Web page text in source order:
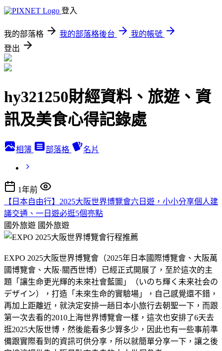
登入
我的部落格 我的部落格後台
我的帳號
登出
hy321250財經資料、旅遊、資
訊及美食心得記錄處
相簿 部落格 名片
1年前
【日本自由行】2025大阪世界博覽會六日遊，小小分享個人建
議交通、一日遊必逛5個亮點
國外旅遊 國外旅遊
EXPO 2025大阪世界博覽會（2025年日本國際博覽會、大阪萬
國博覽會、大阪·關西世博）已經正式開展了，至於這次的主
題「讓生命更光輝的未來社會藍圖」（いのち輝く未来社会の
デザイン），打造「未來生命的實驗場」，自己感覺還不錯，
再加上距離近，就決定安排一趟日本小旅行去朝聖一下，而跟
第一次去看的2010上海世界博覽會一樣，這次也安排了6天去
逛2025大阪世博，然後能看多少算多少，因此也有一些事前準
備跟實際看到的資訊可供分享，所以就簡單分享一下，讓之後